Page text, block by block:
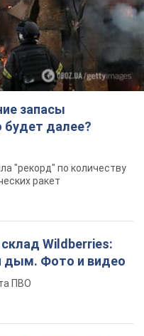
запасы
будет далее?
"рекорд" по количеству
ракет
склад Wildberries:
дым. Фото и видео
ПВО